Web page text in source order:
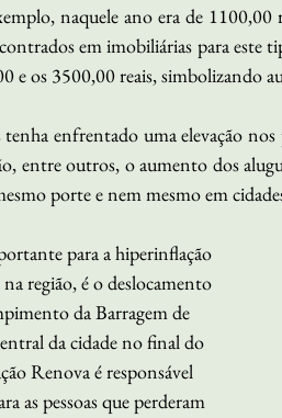
naquele ano era de
em imobiliárias para este
e os 3500,00 reais, simbolizando
enfrentado uma elevação
entre outros, o aumento dos
porte e nem mesmo em
para a hiperinflação
região, é o deslocamento
da Barragem de
da cidade no final do
Renova é responsável
as pessoas que perderam